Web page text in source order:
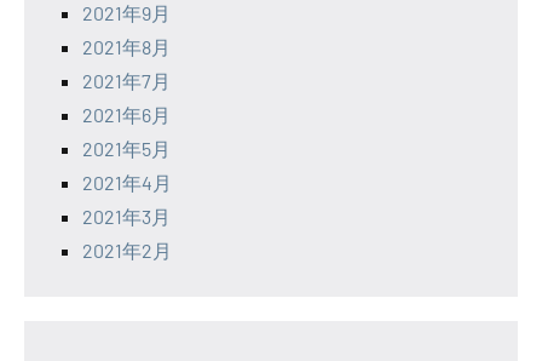
2021年9月
2021年8月
2021年7月
2021年6月
2021年5月
2021年4月
2021年3月
2021年2月